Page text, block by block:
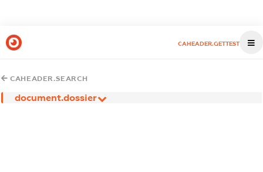
CAHEADER.GETTEST
CAHEADER.SEARCH
document.dossier